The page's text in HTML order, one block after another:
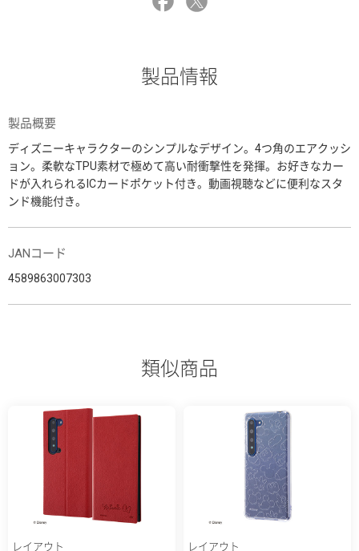
製品情報
製品概要
ディズニーキャラクターのシンプルなデザイン。4つ角のエアクッシ
ョン。柔軟なTPU素材で極めて高い耐衝撃性を発揮。お好きなカー
ドが入れられるICカードポケット付き。動画視聴などに便利なスタ
ンド機能付き。
JANコード
4589863007303
類似商品
レイアウト レイアウト